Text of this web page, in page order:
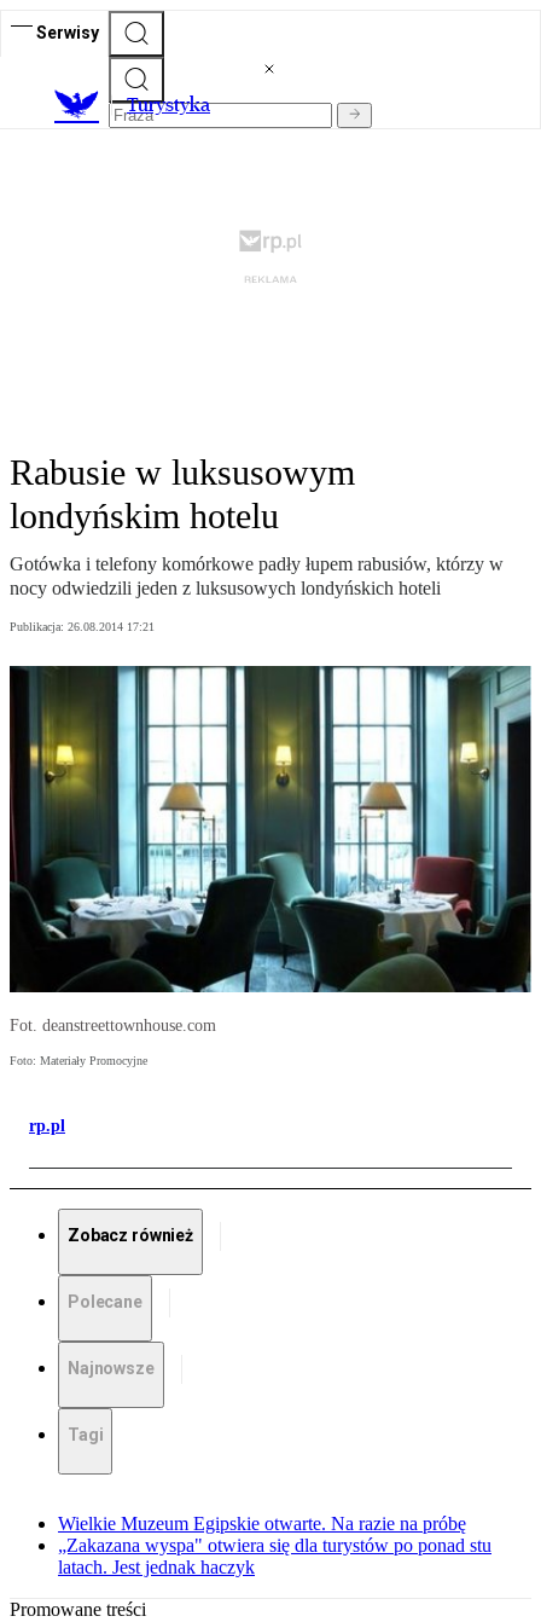
Serwisy
Turystyka
Rabusie w luksusowym
londyńskim hotelu
Gotówka i telefony komórkowe padły łupem rabusiów, którzy w
nocy odwiedzili jeden z luksusowych londyńskich hoteli
Publikacja: 26.08.2014 17:21
Fot. deanstreettownhouse.com
Foto: Materiały Promocyjne
rp.pl
Zobacz również
Polecane
Najnowsze
Tagi
Wielkie Muzeum Egipskie otwarte. Na razie na próbę
„Zakazana wyspa" otwiera się dla turystów po ponad stu
latach. Jest jednak haczyk
Promowane treści